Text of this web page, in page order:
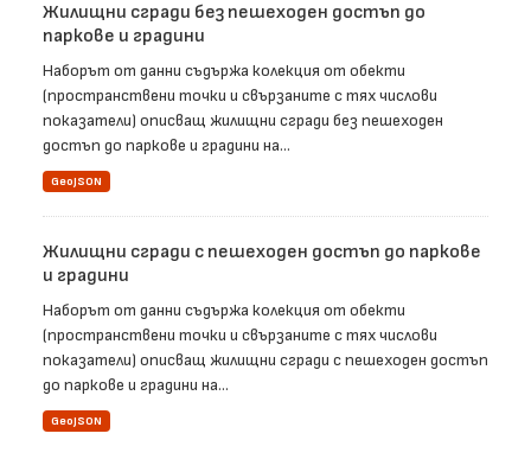
Жилищни сгради без пешеходен достъп до
паркове и градини
Наборът от данни съдържа колекция от обекти
(пространствени точки и свързаните с тях числови
показатели) описващ жилищни сгради без пешеходен
достъп до паркове и градини на...
GeoJSON
Жилищни сгради с пешеходен достъп до паркове
и градини
Наборът от данни съдържа колекция от обекти
(пространствени точки и свързаните с тях числови
показатели) описващ жилищни сгради с пешеходен достъп
до паркове и градини на...
GeoJSON